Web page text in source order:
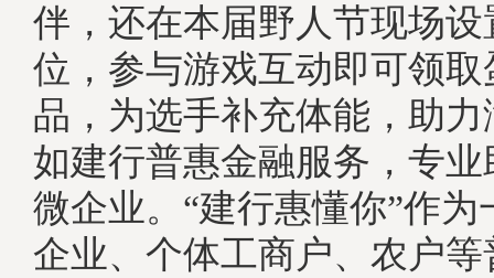
伴，还在本届野人节现场
位，参与游戏互动即可领
品，为选手补充体能，助
如建行普惠金融服务，专
微企业。“建行惠懂你”作
企业、个体工商户、农户